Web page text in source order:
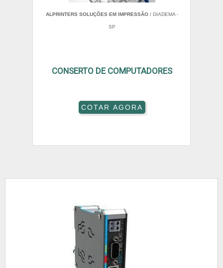
ALPRINTERS SOLUÇÕES EM IMPRESSÃO / DIADEMA -
SP
CONSERTO DE COMPUTADORES
COTAR AGORA